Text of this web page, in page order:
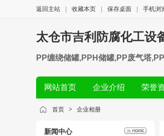
返回主站 收藏本页 保存桌面 手机浏
太仓市吉利防腐化工设
PP缠绕储罐,PPH储罐,PP废气塔
网站首页 企业介绍 荣誉
首页 > 企业相册
新闻中心